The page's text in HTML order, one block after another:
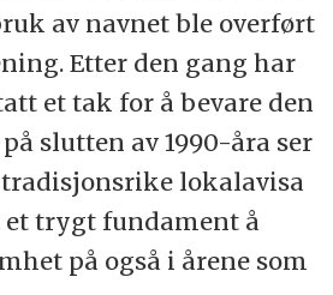
av navnet ble overført
Etter den gang har
et tak for å bevare den
slutten av 1990-åra ser
lokalavisa
trygt fundament å
på også i årene som